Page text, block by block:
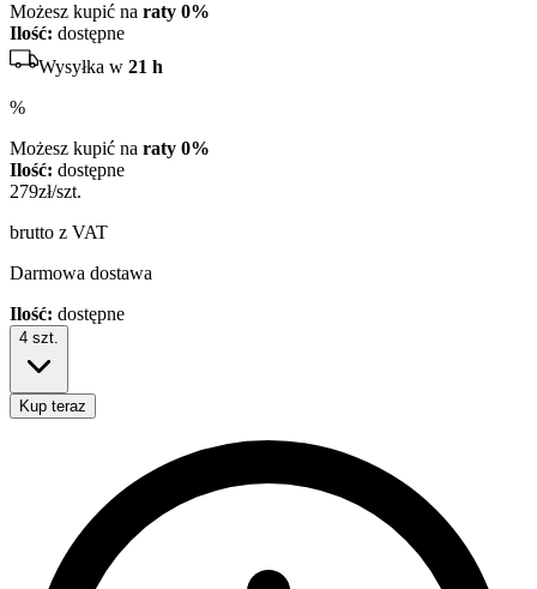
Możesz kupić na raty 0%
Ilość: dostępne
Wysyłka w 21 h
%
Możesz kupić na raty 0%
Ilość: dostępne
279zł/szt.
brutto z VAT
Darmowa dostawa
Ilość: dostępne
4 szt.
Kup teraz